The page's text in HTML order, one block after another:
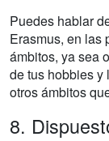
Puedes hablar
Erasmus, en las
ámbitos, ya sea
de tus hobbies y
otros ámbitos
8.